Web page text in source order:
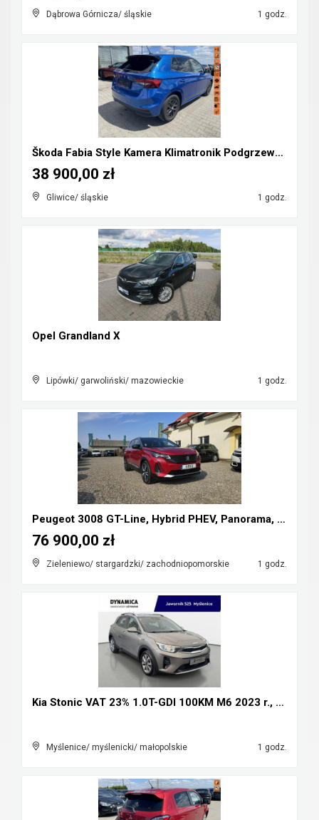
Dąbrowa Górnicza/ śląskie 1 godz.
Škoda Fabia Style Kamera Klimatronik Podgrzewanie
Gliwice/ śląskie 1 godz.
38 900,00 zł
Opel Grandland X
Lipówki/ garwoliński/ mazowieckie 1 godz.
Peugeot 3008 GT-Line, Hybrid PHEV, Panorama, skóry...
Zieleniewo/ stargardzki/ zachodniopomorskie 1 godz.
76 900,00 zł
Kia Stonic VAT 23% 1.0T-GDI 100KM M6 2023 r., salo...
Myślenice/ myślenicki/ małopolskie 1 godz.